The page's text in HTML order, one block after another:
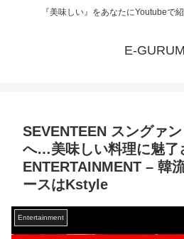
『美味しい』をあなたにYoutubeで
E-
SEVENTEEN スングァ
へ…美味しい料理に魅了
ENTERTAINMENT – 韓
ースはKstyle
Entertainment